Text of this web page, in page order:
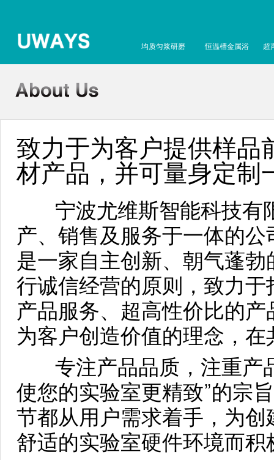
均质匀浆研磨 恒温槽金属浴 超
致力于为客户提供样品
材产品，并可量身定制
宁波尤维斯智能科技有
产、销售及服务于一体的
是一家自主创新、朝气蓬
行诚信经营的原则，致力
产品服务、超高性价比的
为客户创造价值的理念，
专注产品品质，注重产
使您的实验室更精致”的宗
节都从用户需求着手，为
舒适的实验室硬件环境而积